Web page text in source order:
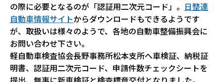
の際に必要となるのが「認証用二次元コード」。 日整連
自動車情報サイトからダウンロードもできるようです
が、取扱いは様々のようで、各地の自動車整備振興会に
お問い合わせ下さい。
軽自動車検査協会長野事務所松本支所へ車検証、納税証
明書、認証用二次元コード、申請件数チェックシートを